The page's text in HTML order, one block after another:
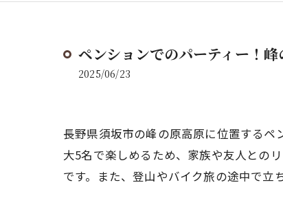
ペンションでのパーティー！
2025/06/23
長野県須坂市の峰の原高原に位置する
大5名で楽しめるため、家族や友人との
です。また、登山やバイク旅の途中で立